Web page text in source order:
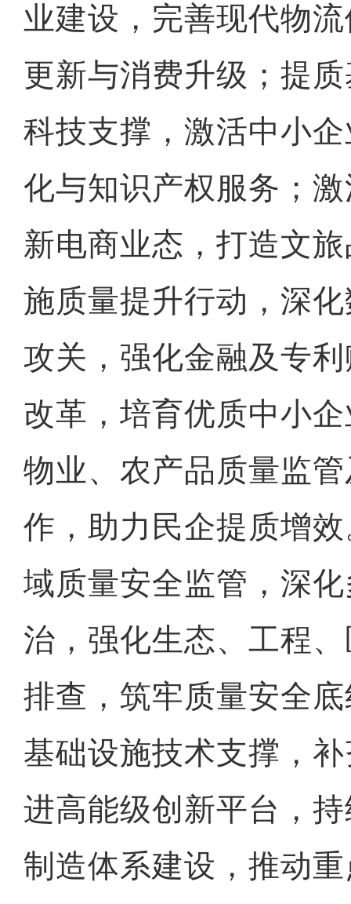
业建设，完善现代物
更新与消费升级；提
科技支撑，激活中小
化与知识产权服务；
新电商业态，打造文
施质量提升行动，深
攻关，强化金融及专
改革，培育优质中小
物业、农产品质量监
作，助力民企提质增
域质量安全监管，深
治，强化生态、工程
排查，筑牢质量安全
基础设施技术支撑，
进高能级创新平台，
制造体系建设，推动